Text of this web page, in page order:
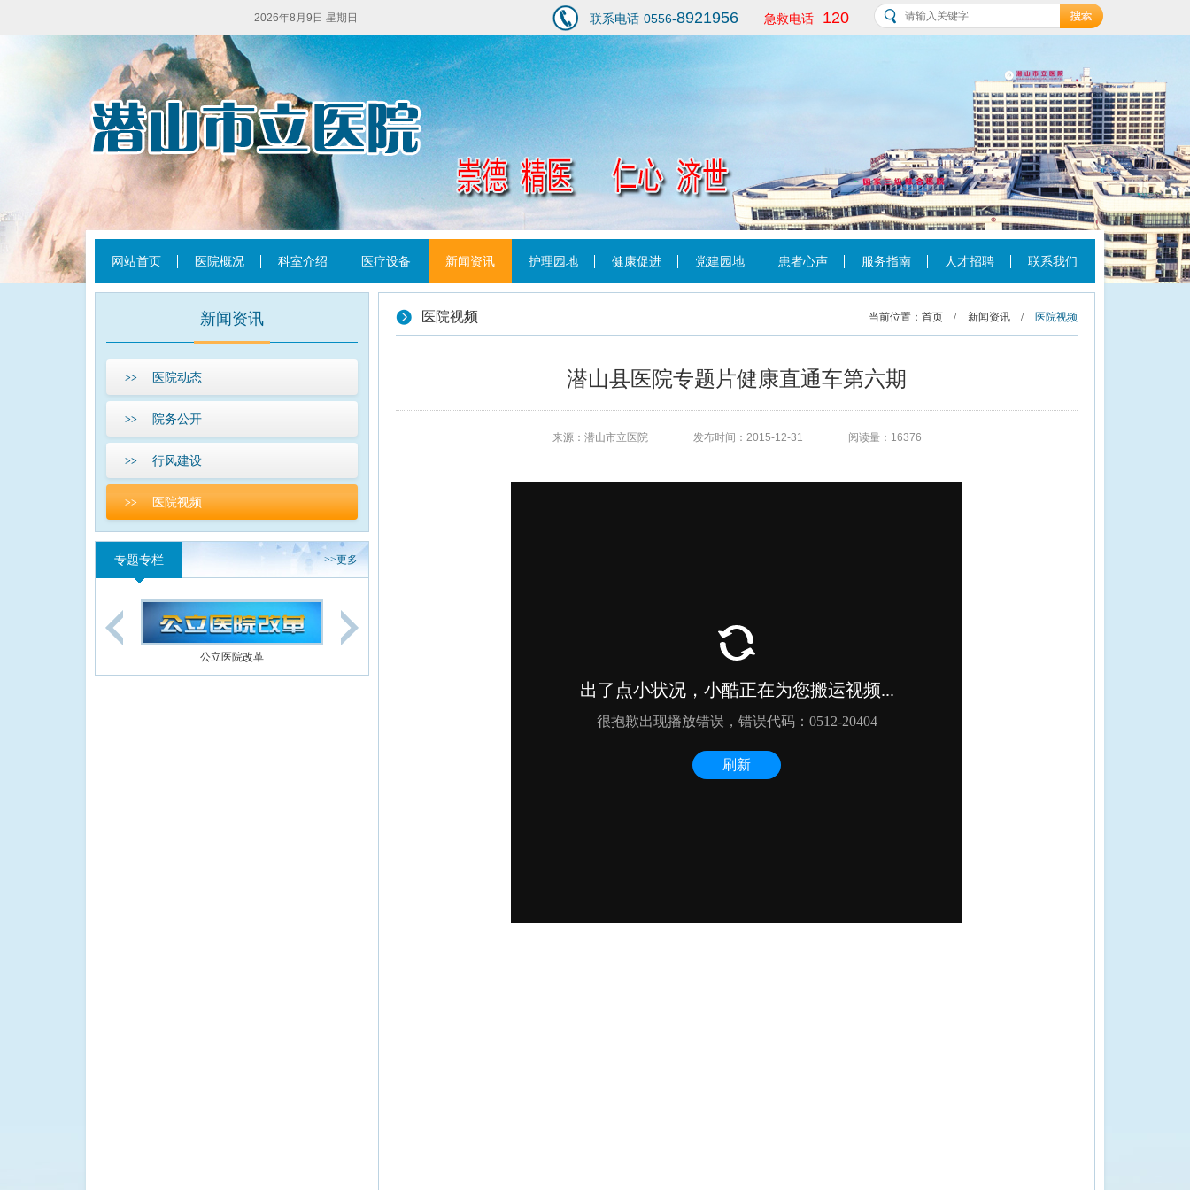
2026年8月9日 星期日 联系电话 0556-8921956 急救电话 120
网站首页 医院概况 科室介绍 医疗设备 新闻资讯 护理园地 健康促进 党建园地 患者心声 服务指南 人才招聘 联系我们
新闻资讯
>> 医院动态
>> 院务公开
>> 行风建设
>> 医院视频
专题专栏 >>更多
公立医院改革
医院视频 当前位置： 首页 / 新闻资讯 / 医院视频
潜山县医院专题片健康直通车第六期
来源：潜山市立医院 发布时间：2015-12-31 阅读量：16376